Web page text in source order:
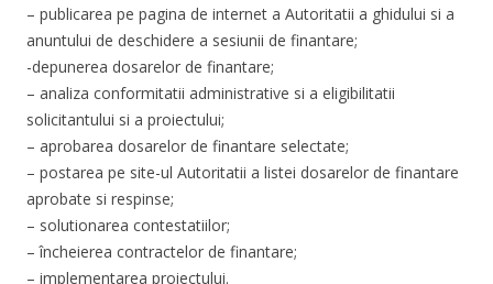
– publicarea pe pagina de internet a Autoritatii a ghidului si a
anuntului de deschidere a sesiunii de finantare;
-depunerea dosarelor de finantare;
– analiza conformitatii administrative si a eligibilitatii
solicitantului si a proiectului;
– aprobarea dosarelor de finantare selectate;
– postarea pe site-ul Autoritatii a listei dosarelor de finantare
aprobate si respinse;
– solutionarea contestatiilor;
– încheierea contractelor de finantare;
– implementarea proiectului.